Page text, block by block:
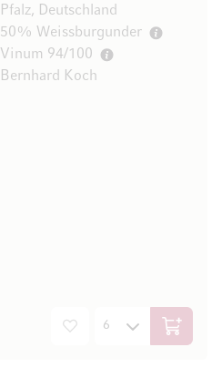
Pfalz, Deutschland
50% Weissburgunder
Vinum 94/100
Bernhard Koch
In den